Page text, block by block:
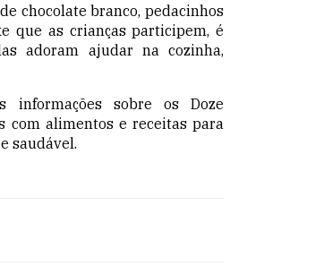
chocolate branco, pedacinhos
que as crianças participem, é
adoram ajudar na cozinha,
informações sobre os Doze
com alimentos e receitas para
saudável.